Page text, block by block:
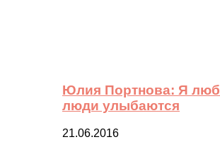
Юлия Портнова: Я
люди улыбаются
21.06.2016